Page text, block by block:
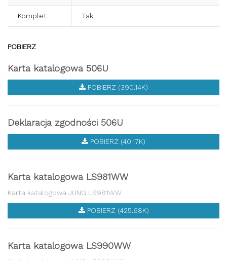
Komplet Tak
POBIERZ
Karta katalogowa 506U
POBIERZ (390.14K)
Deklaracja zgodności 506U
POBIERZ (40.17K)
Karta katalogowa LS981WW
Karta katalogowa JUNG LS981WW
POBIERZ (425.68K)
Karta katalogowa LS990WW